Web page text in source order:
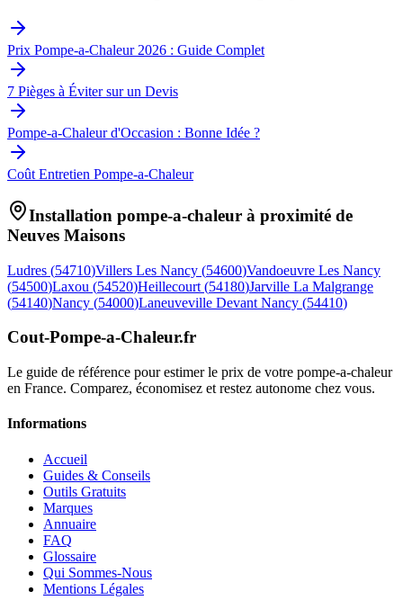
Prix Pompe-a-Chaleur 2026 : Guide Complet
7 Pièges à Éviter sur un Devis
Pompe-a-Chaleur d'Occasion : Bonne Idée ?
Coût Entretien Pompe-a-Chaleur
Installation pompe-a-chaleur à proximité de
Neuves Maisons
Ludres (54710)Villers Les Nancy (54600)Vandoeuvre Les Nancy
(54500)Laxou (54520)Heillecourt (54180)Jarville La Malgrange
(54140)Nancy (54000)Laneuveville Devant Nancy (54410)
Cout-Pompe-a-Chaleur.fr
Le guide de référence pour estimer le prix de votre pompe-a-chaleur
en France. Comparez, économisez et restez autonome chez vous.
Informations
Accueil
Guides & Conseils
Outils Gratuits
Marques
Annuaire
FAQ
Glossaire
Qui Sommes-Nous
Mentions Légales